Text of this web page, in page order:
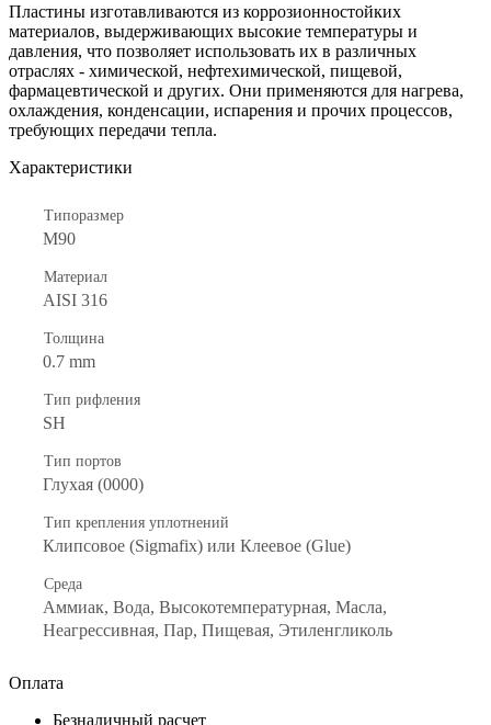
Пластины изготавливаются из коррозионностойких
материалов, выдерживающих высокие температуры и
давления, что позволяет использовать их в различных
отраслях - химической, нефтехимической, пищевой,
фармацевтической и других. Они применяются для нагрева,
охлаждения, конденсации, испарения и прочих процессов,
требующих передачи тепла.
Характеристики
Типоразмер
M90
Материал
AISI 316
Толщина
0.7 mm
Тип рифления
SH
Тип портов
Глухая (0000)
Тип крепления уплотнений
Клипсовое (Sigmafix) или Клеевое (Glue)
Среда
Аммиак, Вода, Высокотемпературная, Масла,
Неагрессивная, Пар, Пищевая, Этиленгликоль
Оплата
Безналичный расчет